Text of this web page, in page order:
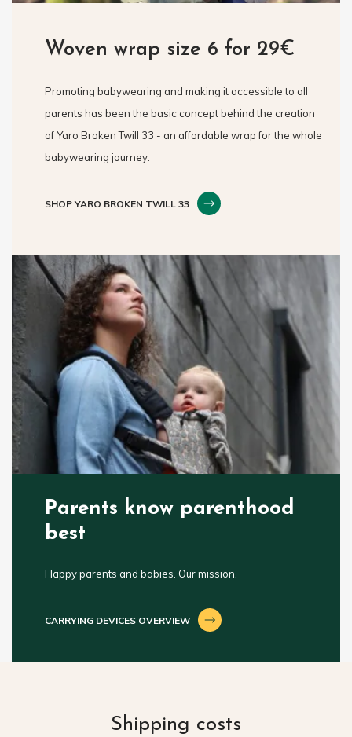
Woven wrap size 6 for 29€
Promoting babywearing and making it accessible to all
parents has been the basic concept behind the creation
of Yaro Broken Twill 33 - an affordable wrap for the whole
babywearing journey.
SHOP YARO BROKEN TWILL 33
Parents know parenthood
best
Happy parents and babies. Our mission.
CARRYING DEVICES OVERVIEW
Shipping costs